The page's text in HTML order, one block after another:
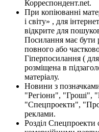
Корреспондент.net.
При копіюванні
і світу» , для
відкрите для
Посилання має бути
повного або
Гіперпосилання (
розміщена в
матеріалу.
Новини з
"Регіони", "Гроші",
"Спецпроекти",
реклами.
Розділ Спецпроекти